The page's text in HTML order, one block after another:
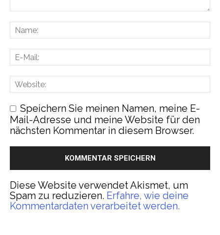
Speichern Sie meinen Namen, meine E-
Mail-Adresse und meine Website für den
nächsten Kommentar in diesem Browser.
Diese Website verwendet Akismet, um
Spam zu reduzieren. Erfahre, wie deine
Kommentardaten verarbeitet werden.